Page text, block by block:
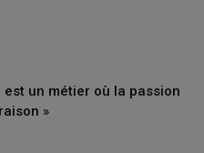
un métier où la passion
»